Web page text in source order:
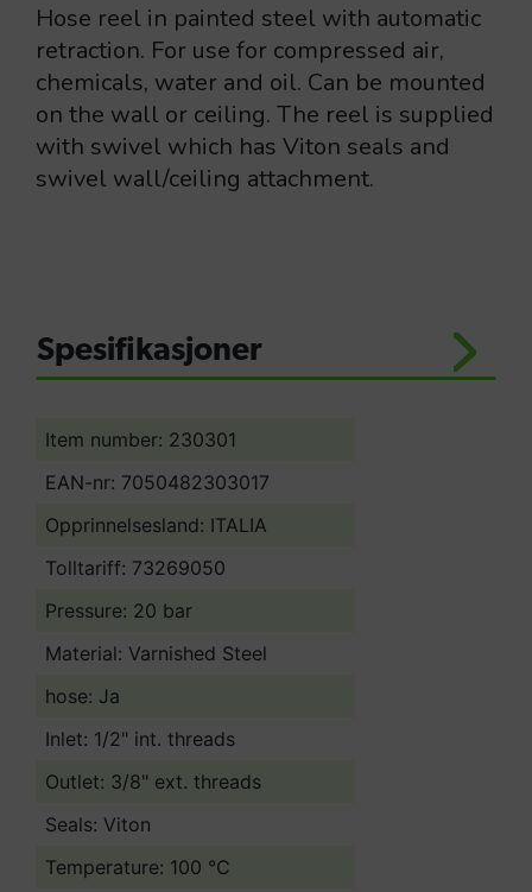
Item number: 230301
EAN-nr: 7050482303017
Opprinnelsesland: ITALIA
Tolltariff: 73269050
Pressure: 20 bar
Material: Varnished Steel
hose: Ja
Inlet: 1/2" int. threads
Outlet: 3/8" ext. threads
Seals: Viton
Temperature: 100 °C
Hose reel in painted steel with automatic
retraction. For use for compressed air,
chemicals, water and oil. Can be mounted
on the wall or ceiling. The reel is supplied
with swivel which has Viton seals and
swivel wall/ceiling attachment.
Spesifikasjoner